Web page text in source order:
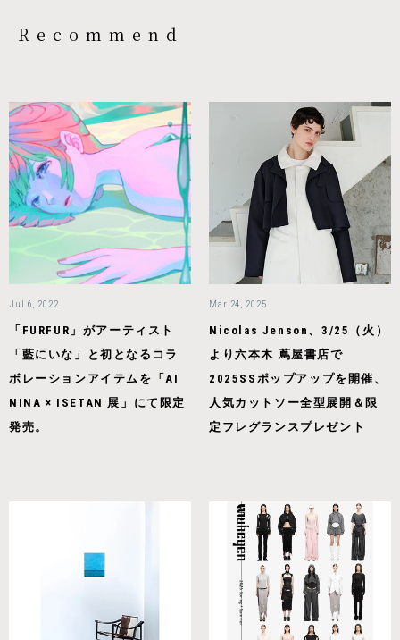
Recommend
Jul 6, 2022
「FURFUR」がアーティスト
「藍にいな」と初となるコラ
ボレーションアイテムを「AI
NINA × ISETAN 展」にて限定
発売。
Mar 24, 2025
Nicolas Jenson、3/25（火）
より六本木 蔦屋書店で
2025SSポップアップを開催、
人気カットソー全型展開＆限
定フレグランスプレゼント